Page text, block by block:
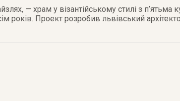
— храм у візантійському стилі з п’ятьма
років. Проект розробив львівський